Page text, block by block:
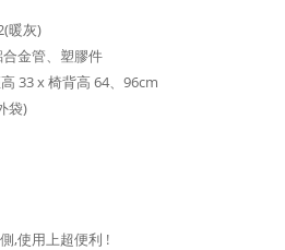
暖灰)
金管、塑膠件
33 x 椅背高 64、96cm
袋)
,使用上超便利 !